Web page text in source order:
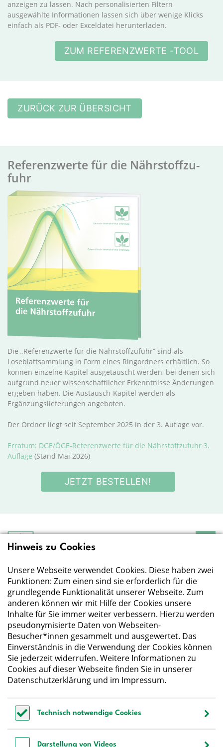
anzeigen zu lassen. Nach personalisierten Filtern
ausgewählte Informationen lassen sich über wenige Klicks
einfach als PDF- oder Exceldatei herunterladen.
ZUM REFERENZWERTE -TOOL
ZURÜCK ZUR ÜBERSICHT
Re­fer­enz­wer­te für die Nähr­stoff­zu­
fuhr
Die „Referenzwerte für die Nährstoffzufuhr“ sind als
Loseblattsammlung in Form eines Ringordners erhältlich. So
können einzelne Kapitel ausgetauscht werden, bei denen sich
aufgrund neuer wissenschaftlicher Erkenntnisse Änderungen
ergeben haben. Die Austausch-Kapitel werden als
Ergänzungslieferungen angeboten.
Der Ordner liegt seit September 2025 in der 3. Auflage vor.
Erratum: DGE/ÖGE-Referenzwerte für die Nährstoffzufuhr 3.
Auflage (Stand Mai 2026)
JETZT BESTELLEN!
Deutsche Gesellschaft
Der Wissenschaft verpflichtet - Ihre Partnerin für
Essen und Trinken
Deutsche Gesellschaft für Ernährung e. V.
Godesberger Allee 136
53175 Bonn
Tel:+49 228 3776-600
Fax:+49 228 3776-800
E-Mail:webmaster@dge.de
[socialLinksTitle]
Bestellen Sie unseren Newsletter
Hinweis zu Cookies
Unsere Webseite verwendet Cookies. Diese haben zwei
Funktionen: Zum einen sind sie erforderlich für die
grundlegende Funktionalität unserer Webseite. Zum
anderen können wir mit Hilfe der Cookies unsere
Inhalte für Sie immer weiter verbessern. Hierzu werden
pseudonymisierte Daten von Webseiten-
Besucher*innen gesammelt und ausgewertet. Das
Einverständnis in die Verwendung der Cookies können
Sie jederzeit widerrufen. Weitere Informationen zu
Cookies auf dieser Webseite finden Sie in unserer
Datenschutzerklärung und im Impressum.
Technisch notwendige Cookies
Darstellung von Videos